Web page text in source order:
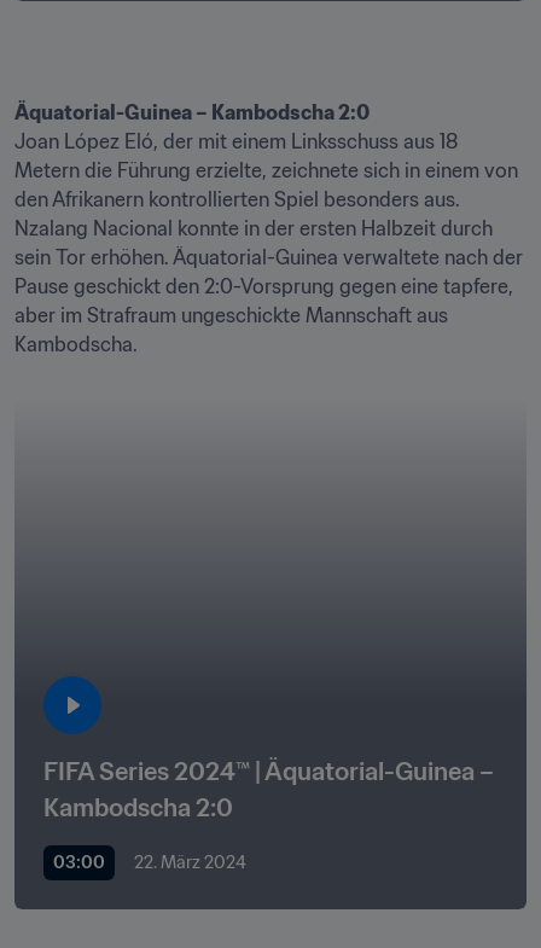
Joan López Eló, der mit einem Linksschuss aus 18
Metern die Führung erzielte, zeichnete sich in einem von
den Afrikanern kontrollierten Spiel besonders aus.
Nzalang Nacional konnte in der ersten Halbzeit durch
sein Tor erhöhen. Äquatorial-Guinea verwaltete nach der
Pause geschickt den 2:0-Vorsprung gegen eine tapfere,
aber im Strafraum ungeschickte Mannschaft aus
Kambodscha.
FIFA Series 2024™ | Äquatorial-Guinea –
Kambodscha 2:0
03:00 22. März 2024